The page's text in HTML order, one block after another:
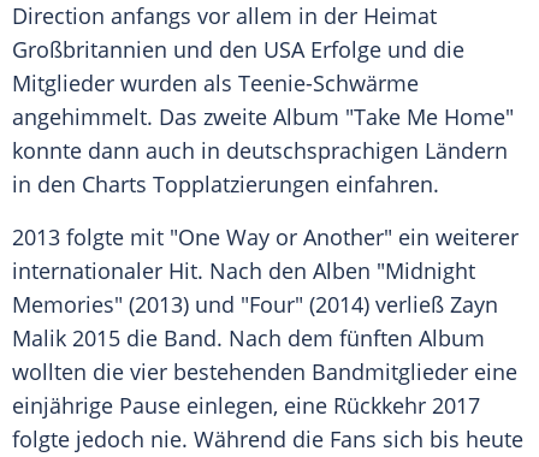
Direction anfangs vor allem in der Heimat
Großbritannien und den USA Erfolge und die
Mitglieder wurden als Teenie-Schwärme
angehimmelt. Das zweite Album "Take Me Home"
konnte dann auch in deutschsprachigen Ländern
in den Charts Topplatzierungen einfahren.
2013 folgte mit "One Way or Another" ein weiterer
internationaler Hit. Nach den Alben "Midnight
Memories" (2013) und "Four" (2014) verließ Zayn
Malik 2015 die Band. Nach dem fünften Album
wollten die vier bestehenden Bandmitglieder eine
einjährige Pause einlegen, eine Rückkehr 2017
folgte jedoch nie. Während die Fans sich bis heute